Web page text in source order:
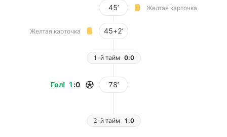
45’ Желтая карточка
Желтая карточка 45+2’
1-й тайм 0:0
Гол! 1 :0 78’
2-й тайм 1:0